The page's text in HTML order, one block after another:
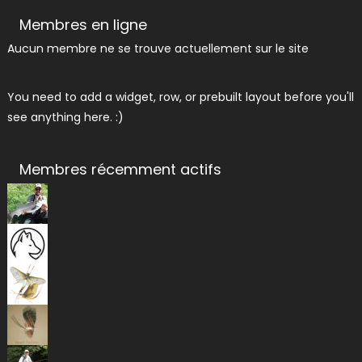
Membres en ligne
Aucun membre ne se trouve actuellement sur le site
You need to add a widget, row, or prebuilt layout before you'll
see anything here. :)
Membres récemment actifs